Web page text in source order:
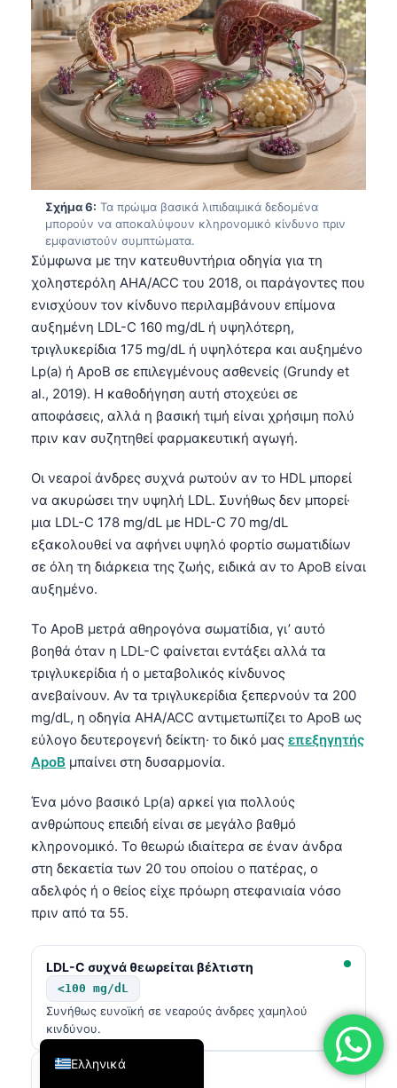
Σχήμα 6: Τα πρώιμα βασικά λιπιδαιμικά δεδομένα
μπορούν να αποκαλύψουν κληρονομικό κίνδυνο πριν
εμφανιστούν συμπτώματα.
Σύμφωνα με την κατευθυντήρια οδηγία για τη
χοληστερόλη AHA/ACC του 2018, οι παράγοντες που
ενισχύουν τον κίνδυνο περιλαμβάνουν επίμονα
αυξημένη LDL-C 160 mg/dL ή υψηλότερη,
τριγλυκερίδια 175 mg/dL ή υψηλότερα και αυξημένο
Lp(a) ή ApoB σε επιλεγμένους ασθενείς (Grundy et
al., 2019). Η καθοδήγηση αυτή στοχεύει σε
αποφάσεις, αλλά η βασική τιμή είναι χρήσιμη πολύ
πριν καν συζητηθεί φαρμακευτική αγωγή.
Οι νεαροί άνδρες συχνά ρωτούν αν το HDL μπορεί
να ακυρώσει την υψηλή LDL. Συνήθως δεν μπορεί·
μια LDL-C 178 mg/dL με HDL-C 70 mg/dL
εξακολουθεί να αφήνει υψηλό φορτίο σωματιδίων
σε όλη τη διάρκεια της ζωής, ειδικά αν το ApoB είναι
αυξημένο.
Το ApoB μετρά αθηρογόνα σωματίδια, γι’ αυτό
βοηθά όταν η LDL-C φαίνεται εντάξει αλλά τα
τριγλυκερίδια ή ο μεταβολικός κίνδυνος
ανεβαίνουν. Αν τα τριγλυκερίδια ξεπερνούν τα 200
mg/dL, η οδηγία AHA/ACC αντιμετωπίζει το ApoB ως
εύλογο δευτερογενή δείκτη· το δικό μας επεξηγητής
ApoB μπαίνει στη δυσαρμονία.
Ένα μόνο βασικό Lp(a) αρκεί για πολλούς
ανθρώπους επειδή είναι σε μεγάλο βαθμό
κληρονομικό. Το θεωρώ ιδιαίτερα σε έναν άνδρα
στη δεκαετία των 20 του οποίου ο πατέρας, ο
αδελφός ή ο θείος είχε πρόωρη στεφανιαία νόσο
πριν από τα 55.
LDL-C συχνά θεωρείται βέλτιστη
<100 mg/dL
Συνήθως ευνοϊκή σε νεαρούς άνδρες χαμηλού
κινδύνου.
Οριακή LDL-C
Ελληνικά
English
Deutsch
العربية
Français
עִבְרִית
Italiano
Español
Português
Türkçe
Română
简体中文
فارسی
Български
Dansk
Nederlands
हिन्दी
Bahasa Indonesia
Հայերեն
Íslenska
Српски језик
Svenska
Bosanski
Azərbaycan dili
Eesti
日本語
Čeština
ქართული
Русский
Lietuvių kalba
Polski
한국어
Slovenščina
Magyar
Shqip
বাংলা
اردو